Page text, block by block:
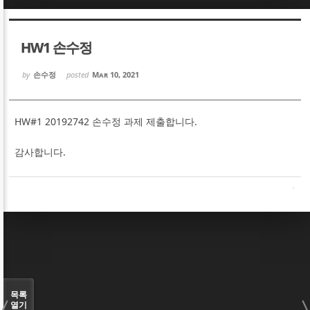
HW1 손수정
by 손수정 posted Mar 10, 2021
HW#1 20192742 손수정 과제 제출합니다.
감사합니다.
목록
열기
Sketchbook5, 스케치북5
Sketchbook5, 스케치북5
Sketchbook5, 스케치북5
Sketchbook5, 스케치북5